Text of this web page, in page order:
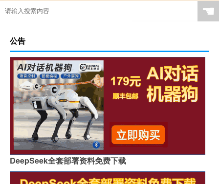
☚
公告
DeepSeek全套部署资料免费下载